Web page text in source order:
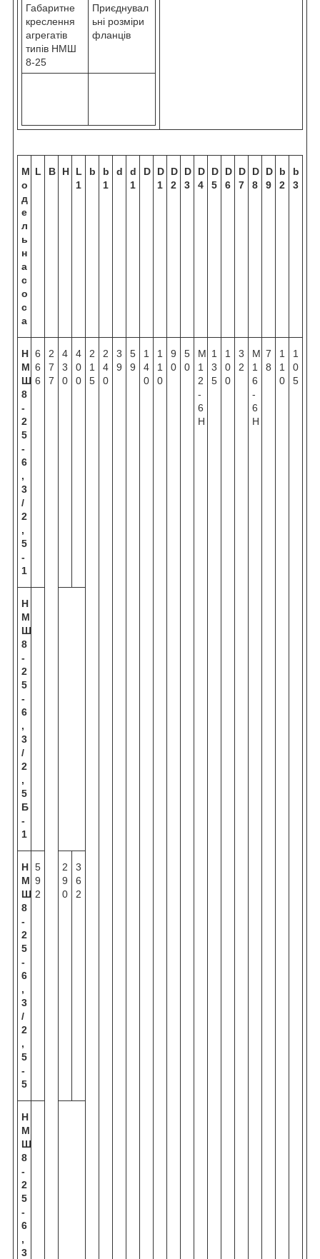
Габаритне
креслення
агрегатів
типів НМШ
8-25
Приєднувал
ьні розміри
фланців
М
о
д
е
л
ь
н
а
с
о
с
а
L B H
L
1
b
b
1
d
d
1
D
D
1
D
2
D
3
D
4
D
5
D
6
D
7
D
8
D
9
b
2
b
3
Н
М
Ш
8
-
2
5
-
6
,
3
/
2
,
5
-
1
6
6
6
2
7
7
4
3
0
4
0
0
2
1
5
2
4
0
3
9
5
9
1
4
0
1
1
0
9
0
5
0
М
1
2
-
6
Н
1
3
5
1
0
0
3
2
М
1
6
-
6
Н
7
8
1
1
0
1
0
5
Н
М
Ш
8
-
2
5
-
6
,
3
/
2
,
5
Б
-
1
Н
М
Ш
8
-
2
5
-
6
,
3
/
2
,
5
-
5
5
9
2
2
9
0
3
6
2
Н
М
Ш
8
-
2
5
-
6
,
3